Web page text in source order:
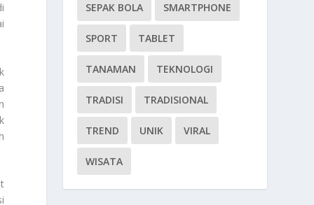
SEPAK BOLA SMARTPHONE
SPORT TABLET
TANAMAN TEKNOLOGI
TRADISI TRADISIONAL
TREND UNIK VIRAL
WISATA